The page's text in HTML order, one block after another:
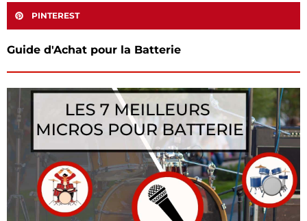
PINTEREST
Guide d'Achat pour la Batterie